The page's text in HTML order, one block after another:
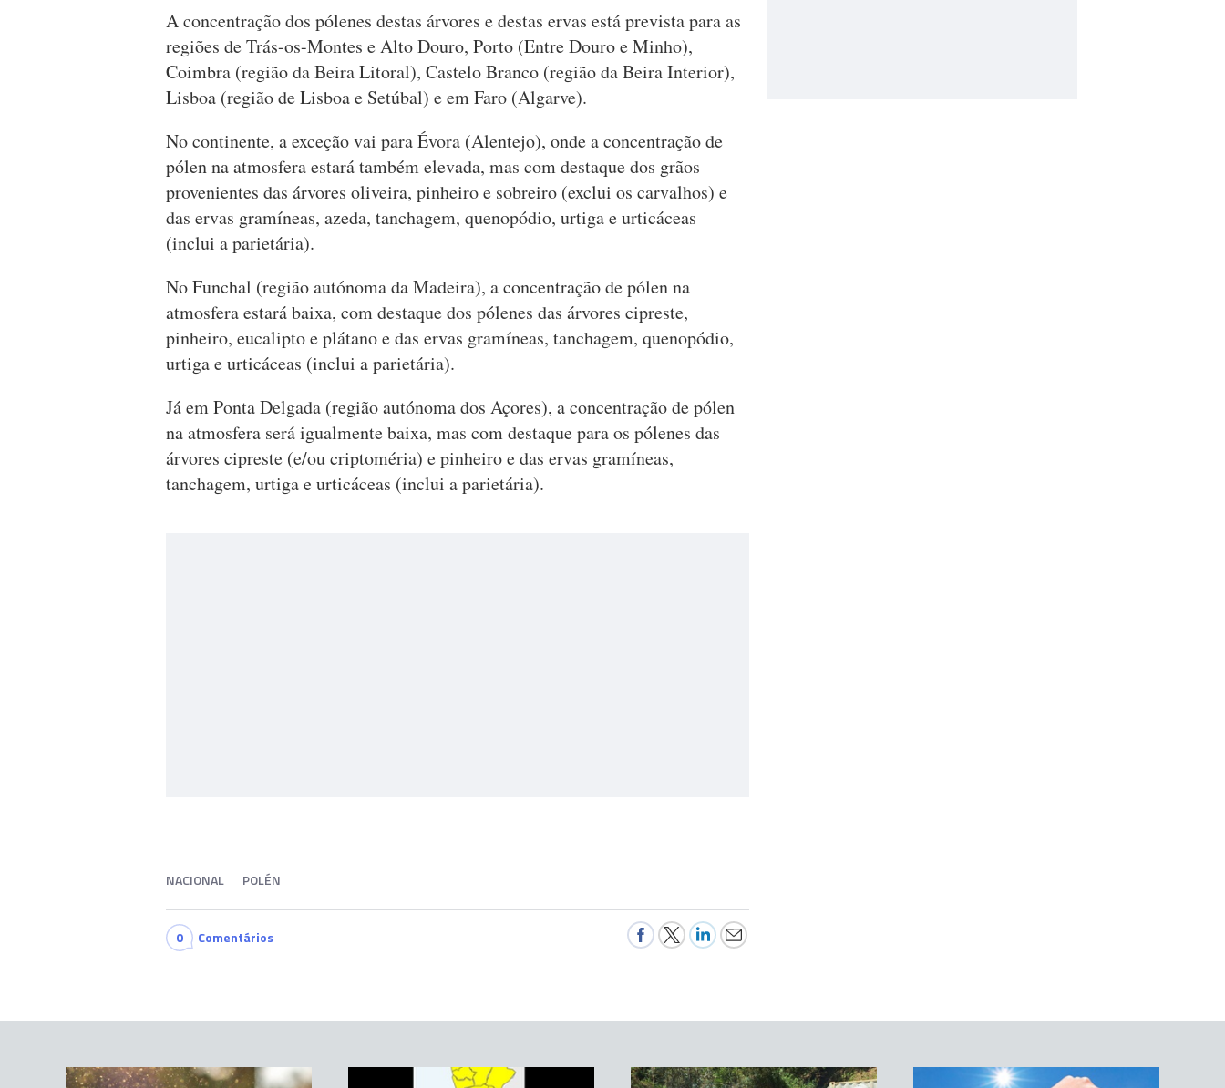
A concentração dos pólenes destas árvores e destas ervas está prevista para as
regiões de Trás-os-Montes e Alto Douro, Porto (Entre Douro e Minho),
Coimbra (região da Beira Litoral), Castelo Branco (região da Beira Interior),
Lisboa (região de Lisboa e Setúbal) e em Faro (Algarve).
No continente, a exceção vai para Évora (Alentejo), onde a concentração de
pólen na atmosfera estará também elevada, mas com destaque dos grãos
provenientes das árvores oliveira, pinheiro e sobreiro (exclui os carvalhos) e
das ervas gramíneas, azeda, tanchagem, quenopódio, urtiga e urticáceas
(inclui a parietária).
No Funchal (região autónoma da Madeira), a concentração de pólen na
atmosfera estará baixa, com destaque dos pólenes das árvores cipreste,
pinheiro, eucalipto e plátano e das ervas gramíneas, tanchagem, quenopódio,
urtiga e urticáceas (inclui a parietária).
Já em Ponta Delgada (região autónoma dos Açores), a concentração de pólen
na atmosfera será igualmente baixa, mas com destaque para os pólenes das
árvores cipreste (e/ou criptoméria) e pinheiro e das ervas gramíneas,
tanchagem, urtiga e urticáceas (inclui a parietária).
NACIONAL POLÉN
0 Comentários